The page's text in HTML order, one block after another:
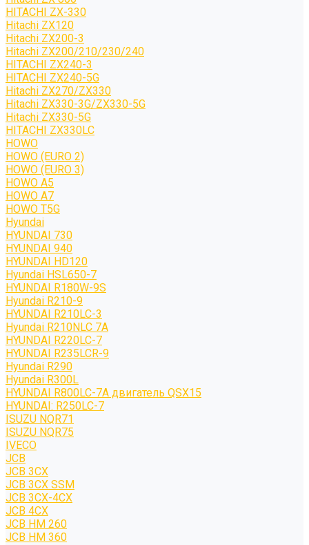
HITACHI ZX-330
Hitachi ZX120
Hitachi ZX200-3
Hitachi ZX200/210/230/240
HITACHI ZX240-3
HITACHI ZX240-5G
Hitachi ZX270/ZX330
Hitachi ZX330-3G/ZX330-5G
Hitachi ZX330-5G
HITACHI ZX330LC
HOWO
HOWO (EURO 2)
HOWO (EURO 3)
HOWO A5
HOWO A7
HOWO T5G
Hyundai
HYUNDAI 730
HYUNDAI 940
HYUNDAI HD120
Hyundai HSL650-7
HYUNDAI R180W-9S
Hyundai R210-9
HYUNDAI R210LC-3
Hyundai R210NLC 7A
HYUNDAI R220LC-7
HYUNDAI R235LCR-9
Hyundai R290
Hyundai R300L
HYUNDAI R800LC-7A двигатель QSX15
HYUNDAI: R250LC-7
ISUZU NQR71
ISUZU NQR75
IVECO
JCB
JCB 3CX
JCB 3CX SSM
JCB 3CX-4CX
JCB 4CX
JCB HM 260
JCB HM 360